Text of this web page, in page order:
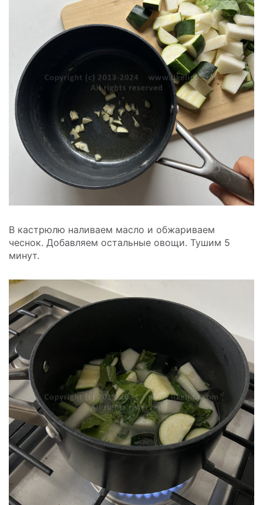
В кастрюлю наливаем масло и обжариваем
чеснок. Добавляем остальные овощи. Тушим 5
минут.